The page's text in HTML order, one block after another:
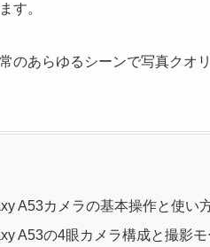
す。
のあらゆるシーンで写真クオ
A53カメラの基本操作と使い
A53の4眼カメラ構成と撮影